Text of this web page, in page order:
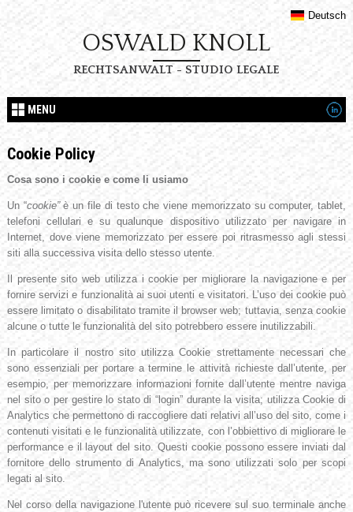
Deutsch
OSWALD KNOLL
RECHTSANWALT - STUDIO LEGALE
MENU
Cookie Policy
Cosa sono i cookie e come li usiamo
Un “cookie”è un file di testo che viene memorizzato su computer, tablet,
telefoni cellulari e su qualunque dispositivo utilizzato per navigare in
Internet, dove viene memorizzato per essere poi ritrasmesso agli stessi
siti alla successiva visita dello stesso utente.
Il presente sito web utilizza i cookie per migliorare la navigazione e per
fornire servizi e funzionalità ai suoi utenti e visitatori. L’uso dei cookie può
essere limitato o disabilitato tramite il browser web; tuttavia, senza cookie
alcune o tutte le funzionalità del sito potrebbero essere inutilizzabili.
In particolare il nostro sito utilizza Cookie strettamente necessari che
sono essenziali per portare a termine le attività richieste dall’utente, per
esempio, per memorizzare informazioni fornite dall’utente mentre naviga
nel sito o per gestire lo stato di “login” durante la visita; utilizza Cookie di
Analytics che permettono di raccogliere dati relativi all’uso del sito, come i
contenuti visitati e le funzionalità utilizzate, con l’obbiettivo di migliorare le
performance e il layout del sito. Questi cookie possono essere inviati dal
fornitore dello strumento di Analytics, ma sono utilizzati solo per scopi
legati al sito.
Nel corso della navigazione l'utente può ricevere sul suo terminale anche